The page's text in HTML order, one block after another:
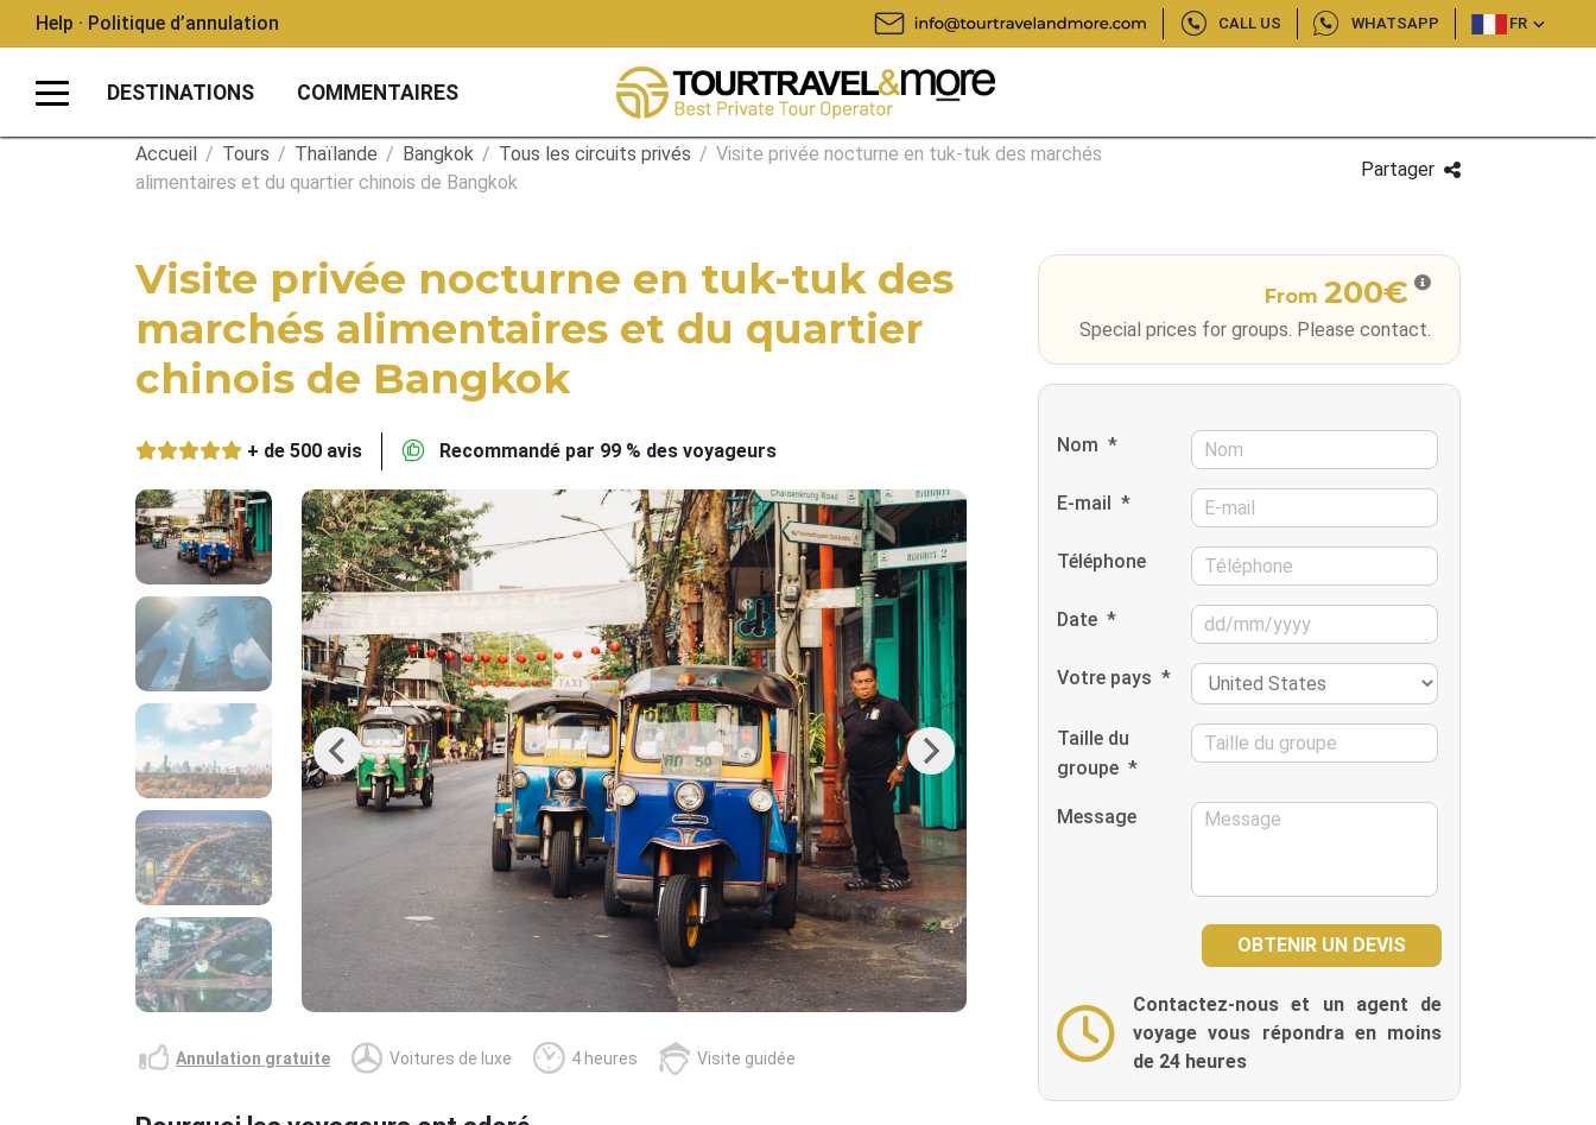
Help · Politique d’annulation CALL US WHATSAPP FR
DESTINATIONS COMMENTAIRES
Accueil / Tours / Thaïlande / Bangkok / Tous les circuits privés / Visite privée nocturne en tuk-tuk des marchés
alimentaires et du quartier chinois de Bangkok
Partager
Visite privée nocturne en tuk-tuk des
marchés alimentaires et du quartier
chinois de Bangkok
+ de 500 avis Recommandé par 99 % des voyageurs
Previous Next
Annulation gratuite Voitures de luxe 4 heures Visite guidée
From 200€
Special prices for groups. Please contact.
Nom *
E-mail *
Téléphone
Date *
Votre pays *
Taille du
groupe *
Message
Contactez-nous et un agent de
voyage vous répondra en moins
de 24 heures